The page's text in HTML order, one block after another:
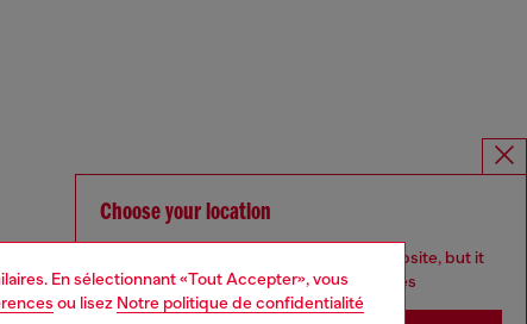
En sélectionnant «Tout Accepter», vous
ou lisez Notre politique de confidentialité
Choose your location
You are currently browsing Belgique website, but it
seems you may be based in United States